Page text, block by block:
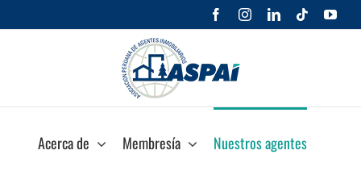
al
FacebookInstagramLinkedIn
Tiktok
Acerca de Membresía Nuestros agentes